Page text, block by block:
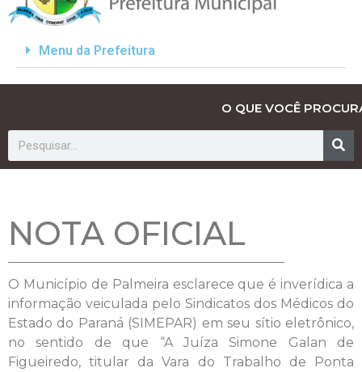
Menu da Prefeitura
O QUE VOCÊ
NOTA OFICIAL
O Município de Palmeira esclarece que é inverídica a
informação veiculada pelo Sindicatos dos Médicos do
Estado do Paraná (SIMEPAR) em seu sítio eletrônico,
no sentido de que “A Juíza Simone Galan de
Figueiredo, titular da Vara do Trabalho de Ponta